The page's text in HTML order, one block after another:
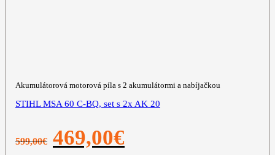
Akumulátorová motorová píla s 2 akumulátormi a nabíjačkou
STIHL MSA 60 C-BQ, set s 2x AK 20
599,00€
Pôvodná
cena
469,00€